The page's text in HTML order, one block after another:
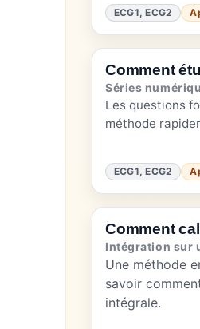
ECG1, ECG2
Comment
Séries
Les questions
méthode
ECG1, ECG2
Comment
Intégration sur
Une méthode
savoir
intégrale.